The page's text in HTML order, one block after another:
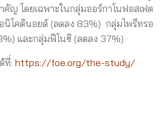
คัญ โดยเฉพาะในกลุ่มออร์กาโนฟอสเฟต
นิโคตินอยด์ (ลดลง 83%) กลุ่มไพรีทรอ
และกลุ่มฟีโนซี (ลดลง 37%)
ที่: https://foe.org/the-study/